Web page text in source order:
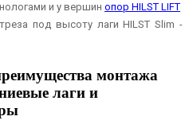
и у вершин опор HILST LIFT
под высоту лаги HILST Slim -
монтажа
лаги и